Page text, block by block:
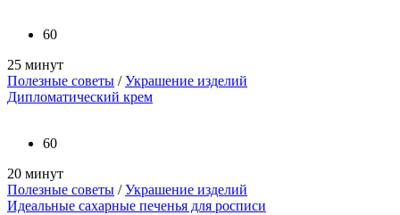
60
25 минут
Полезные советы /Украшение изделий
Дипломатический крем
60
20 минут
Полезные советы /Украшение изделий
Идеальные сахарные печенья для росписи